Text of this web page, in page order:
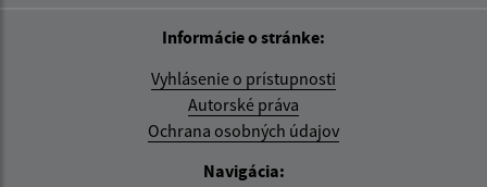
Informácie o stránke:
Vyhlásenie o prístupnosti
Autorské práva
Ochrana osobných údajov
Navigácia: